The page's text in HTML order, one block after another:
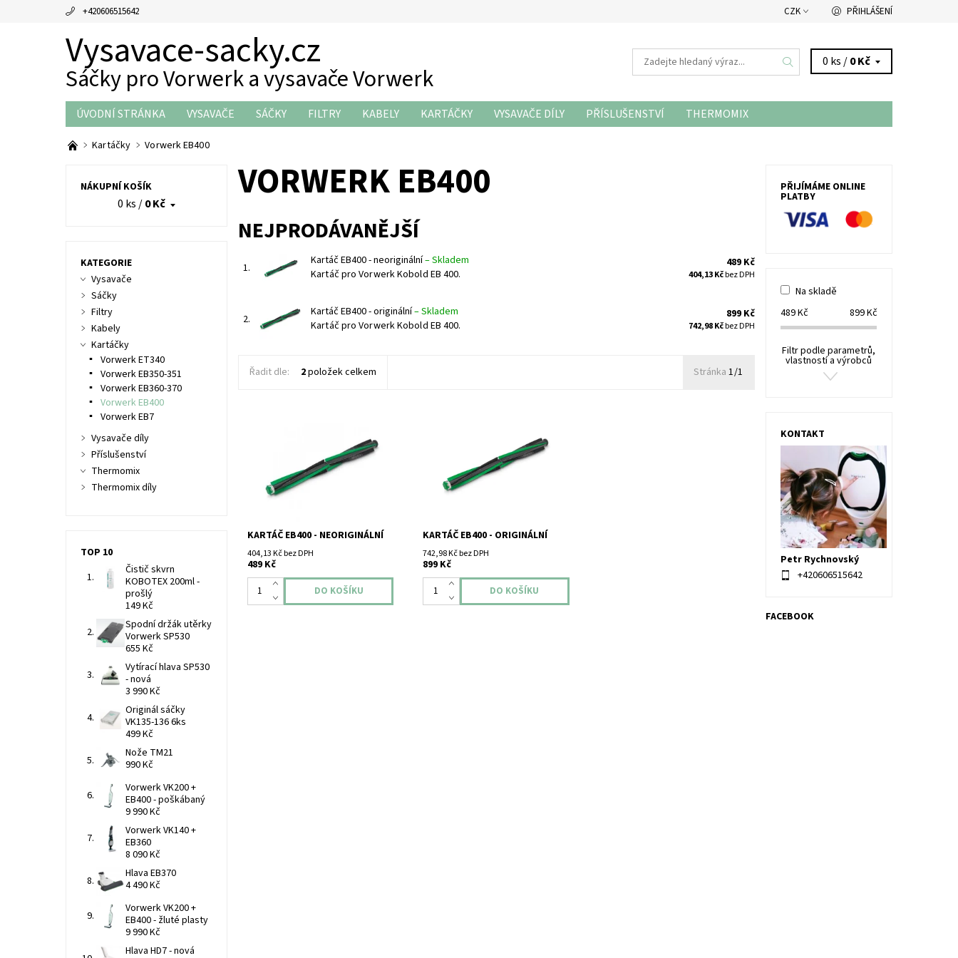
+420606515642 CZK PŘIHLÁŠENÍ
Vysavace-sacky.cz
Sáčky pro Vorwerk a vysavače Vorwerk
0 ks /0 Kč
ÚVODNÍ STRÁNKA VYSAVAČE SÁČKY FILTRY KABELY KARTÁČKY VYSAVAČE DÍLY PŘÍSLUŠENSTVÍ
THERMOMIX
THERMOMIX DÍLY
OBCHODNÍ PODMÍNKY
Kartáčky Vorwerk EB400
VORWERK EB400
NEJPRODÁVANĚJŠÍ
1.
Kartáč EB400 - neoriginální–Skladem
Kartáč pro Vorwerk Kobold EB 400.
489 Kč
404,13 Kčbez DPH
2.
Kartáč EB400 - originální–Skladem
Kartáč pro Vorwerk Kobold EB 400.
899 Kč
742,98 Kčbez DPH
Řadit dle: 2položek celkem Stránka 1/1
Kartáč pro Vorwerk Kobold EB
KARTÁČ EB400 - NEORIGINÁLNÍ
404,13 Kč bez DPH
489 Kč
Kartáč pro Vorwerk Kobold EB
KARTÁČ EB400 - ORIGINÁLNÍ
742,98 Kč bez DPH
899 Kč
NÁKUPNÍ KOŠÍK
0 ks /0 Kč
KATEGORIE
Vysavače
Sáčky
Filtry
Kabely
Kartáčky
Vorwerk ET340
Vorwerk EB350-351
Vorwerk EB360-370
Vorwerk EB400
Vorwerk EB7
Vysavače díly
Příslušenství
Thermomix
Thermomix díly
TOP 10
Čistič skvrn
KOBOTEX 200ml -
prošlý
149 Kč
Spodní držák utěrky
Vorwerk SP530
655 Kč
Vytírací hlava SP530
- nová
3 990 Kč
Originál sáčky
VK135-136 6ks
499 Kč
Nože TM21
990 Kč
Vorwerk VK200 +
EB400 - poškábaný
9 990 Kč
Vorwerk VK140 +
EB360
8 090 Kč
Hlava EB370
4 490 Kč
Vorwerk VK200 +
EB400 - žluté plasty
9 990 Kč
Hlava HD7 - nová
PŘIJÍMÁME ONLINE
PLATBY
Na skladě
489Kč 899Kč
Filtr podle parametrů,
vlastností a výrobců
KONTAKT
Petr Rychnovský
+420606515642
FACEBOOK